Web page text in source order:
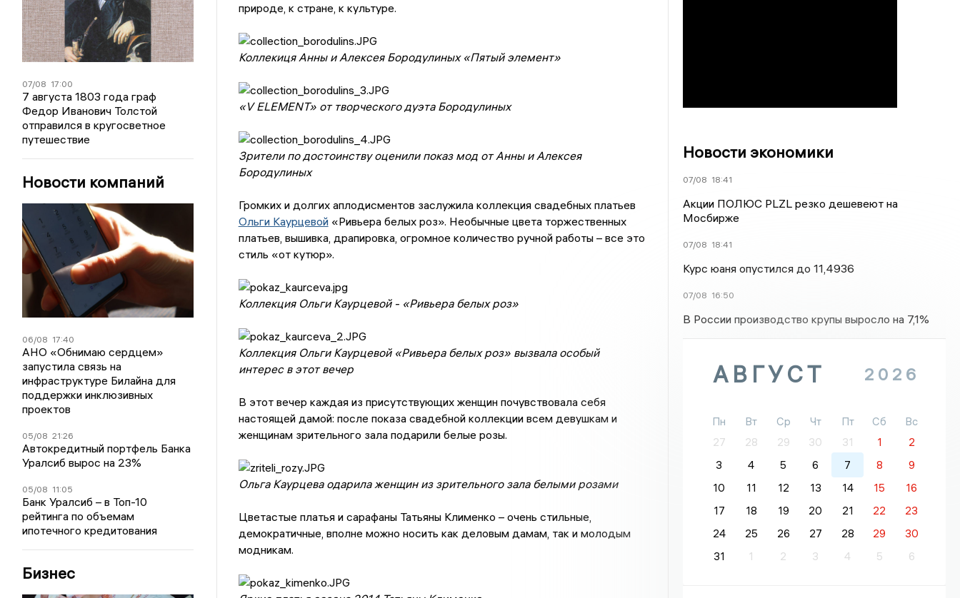
07/08 17:00
7 августа 1803 года граф
Федор Иванович Толстой
отправился в кругосветное
путешествие
Новости компаний
06/08 17:40
АНО «Обнимаю сердцем»
запустила связь на
инфраструктуре Билайна для
поддержки инклюзивных
проектов
05/08 21:26
Автокредитный портфель Банка
Уралсиб вырос на 23%
05/08 11:05
Банк Уралсиб – в Топ-10
рейтинга по объемам
ипотечного кредитования
Бизнес
природе, к стране, к культуре.
Коллекиця Анны и Алексея Бородулиных «Пятый элемент»
«V ELEMENT» от творческого дуэта Бородулиных
Зрители по достоинству оценили показ мод от Анны и Алексея
Бородулиных
Громких и долгих аплодисментов заслужила коллекция свадебных платьев
Ольги Каурцевой«Ривьера белых роз». Необычные цвета торжественных
платьев, вышивка, драпировка, огромное количество ручной работы – все это
стиль «от кутюр».
Коллекция Ольги Каурцевой - «Ривьера белых роз»
Коллекция Ольги Каурцевой «Ривьера белых роз» вызвала особый
интерес в этот вечер
В этот вечер каждая из присутствующих женщин почувствовала себя
настоящей дамой: после показа свадебной коллекции всем девушкам и
женщинам зрительного зала подарили белые розы.
Ольга Каурцева одарила женщин из зрительного зала белыми розами
Цветастые платья и сарафаны Татьяны Клименко – очень стильные,
демократичные, вполне можно носить как деловым дамам, так и молодым
модникам.
Новости экономики
07/08 18:41
Акции ПОЛЮС PLZL резко дешевеют на
Мосбирже
07/08 18:41
Курс юаня опустился до 11,4936
07/08 16:50
В России производство крупы выросло на 7,1%
АВГУСТ 2026
Пн Вт Ср Чт Пт Сб
Вс
27
28 29 30 31 1
2
3
4 5 6 7 8
9
10
11 12 13 14 15
16
17
18 19 20 21 22
23
24
25 26 27 28 29
30
31
1 2 3 4 5 6